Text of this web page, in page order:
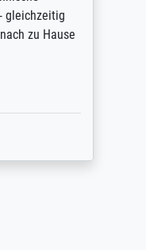
gleichzeitig
zu Hause